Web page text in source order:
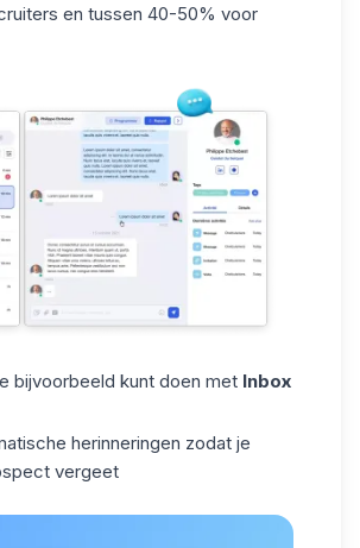
en tussen 40-50% voor
bijvoorbeeld kunt doen met Inbox
herinneringen zodat je
vergeet